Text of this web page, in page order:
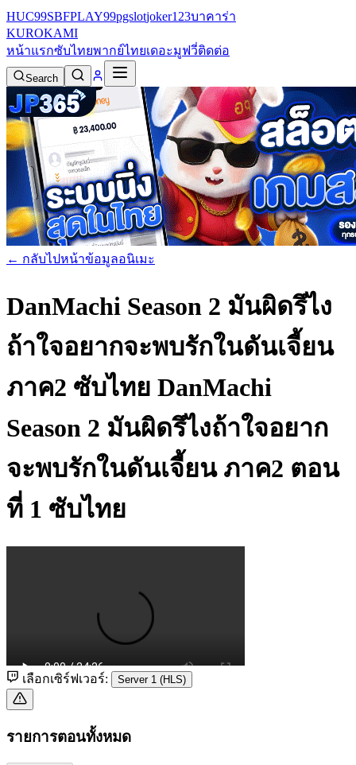
HUC99SBFPLAY99pgslotjoker123บาคาร่า
KUROKAMI
หน้าแรกซับไทยพากย์ไทยเดอะมูฟวี่ติดต่อ
Search
← กลับไปหน้าข้อมูลอนิเมะ
DanMachi Season 2 มันผิดรึไง
ถ้าใจอยากจะพบรักในดันเจี้ยน
ภาค2 ซับไทย DanMachi
Season 2 มันผิดรึไงถ้าใจอยาก
จะพบรักในดันเจี้ยน ภาค2 ตอน
ที่ 1 ซับไทย
เลือกเซิร์ฟเวอร์: Server 1 (HLS)
รายการตอนทั้งหมด